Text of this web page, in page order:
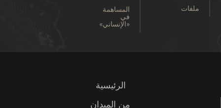
ملفات
المساهمة
في
«الإنساني»
الرئيسية
من الميدان